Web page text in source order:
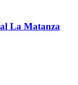
La Matanza